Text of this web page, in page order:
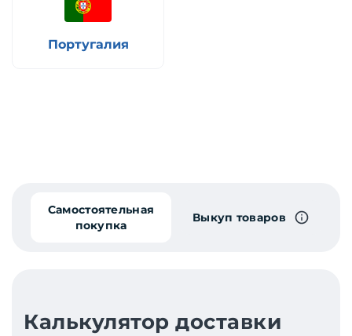
Португалия
Самостоятельная
покупка
Выкуп товаров
Калькулятор доставки